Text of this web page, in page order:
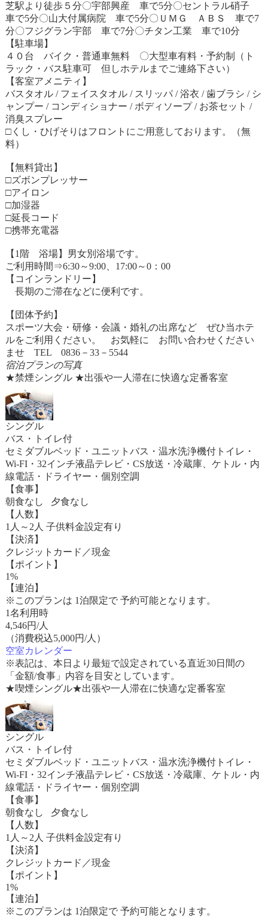
芝駅より徒歩５分〇宇部興産 車で5分〇セントラル硝子
車で5分〇山大付属病院 車で5分〇ＵＭＧ ＡＢＳ 車で7
分〇フジグラン宇部 車で7分〇チタン工業 車で10分
【駐車場】
４０台 バイク・普通車無料 〇大型車有料・予約制（ト
ラック・バス駐車可 但しホテルまでご連絡下さい）
【客室アメニティ】
バスタオル / フェイスタオル / スリッパ / 浴衣 / 歯ブラシ / シ
ャンプー / コンディショナー / ボディソープ / お茶セット /
消臭スプレー
□くし・ひげそりはフロントにご用意しております。（無
料）
【無料貸出】
□ズボンプレッサー
□アイロン
□加湿器
□延長コード
□携帯充電器
【1階 浴場】男女別浴場です。
ご利用時間⇒6:30～9:00、17:00～0：00
【コインランドリー】
長期のご滞在などに便利です。
【団体予約】
スポーツ大会・研修・会議・婚礼の出席など ぜひ当ホテ
ルをご利用ください。 お気軽に お問い合わせください
ませ TEL 0836－33－5544
宿泊プランの写真
★禁煙シングル ★出張や一人滞在に快適な定番客室
シングル
バス・トイレ付
セミダブルベッド・ユニットバス・温水洗浄機付トイレ・
Wi-FI・32インチ液晶テレビ・CS放送・冷蔵庫、ケトル・内
線電話・ドライヤー・個別空調
【食事】
朝食なし 夕食なし
【人数】
1人～2人 子供料金設定有り
【決済】
クレジットカード／現金
【ポイント】
1%
【連泊】
※このプランは 1泊限定で 予約可能となります。
1名利用時
4,546円/人
（消費税込5,000円/人）
空室カレンダー
※表記は、本日より最短で設定されている直近30日間の
「金額/食事」内容を目安としています。
★喫煙シングル★出張や一人滞在に快適な定番客室
シングル
バス・トイレ付
セミダブルベッド・ユニットバス・温水洗浄機付トイレ・
Wi-FI・32インチ液晶テレビ・CS放送・冷蔵庫、ケトル・内
線電話・ドライヤー・個別空調
【食事】
朝食なし 夕食なし
【人数】
1人～2人 子供料金設定有り
【決済】
クレジットカード／現金
【ポイント】
1%
【連泊】
※このプランは 1泊限定で 予約可能となります。